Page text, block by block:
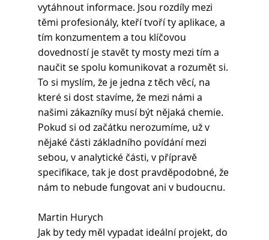
vytáhnout informace. Jsou rozdíly mezi
těmi profesionály, kteří tvoří ty aplikace, a
tím konzumentem a tou klíčovou
dovedností je stavět ty mosty mezi tím a
naučit se spolu komunikovat a rozumět si.
To si myslím, že je jedna z těch věcí, na
které si dost stavíme, že mezi námi a
našimi zákazníky musí být nějaká chemie.
Pokud si od začátku nerozumíme, už v
nějaké části základního povídání mezi
sebou, v analytické části, v přípravě
specifikace, tak je dost pravděpodobné, že
nám to nebude fungovat ani v budoucnu.
Martin Hurych
Jak by tedy měl vypadat ideální projekt, do